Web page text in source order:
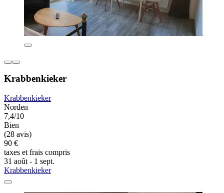
Krabbenkieker
Krabbenkieker
Norden
7,4/10
Bien
(28 avis)
90 €
taxes et frais compris
31 août - 1 sept.
Krabbenkieker